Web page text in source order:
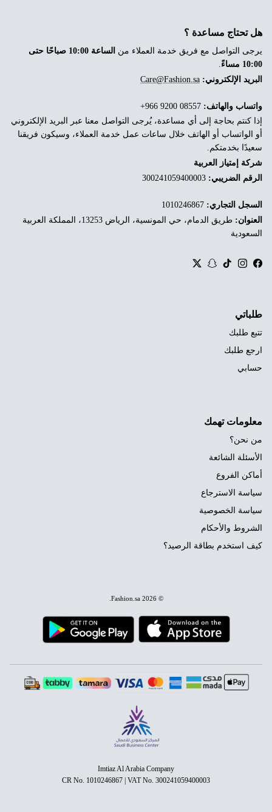
هل تحتاج مساعدة ؟
يرجى التواصل مع فريق خدمة العملاء من
الساعة 10:00 صباحًا حتى
10:00 مساءً
البريد الإلكتروني: Care@Fashion.sa
واتساب والهاتف:
إذا كنتم بحاجة إلى أي مساعدة، يُرجى التواصل معنا عبر البريد الإلكتروني
أو الواتساب أو الهاتف خلال ساعات عمل خدمة العملاء، وسيكون فريقنا
سعيدًا بخدمتكم.
شركة إمتياز العربية
الرقم الضريبي:
السجل التجاري:
العنوان:
طريق الدمام، حي المونسية، الرياض 13253، المملكة العربية
السعودية
Facebook
Instagram
TikTok
Snapchat
Twitter
طلباتي
تتبع طلبك
ارجع طلبك
حسابي
معلومات تهمك
من نحن؟
الأسئلة الشائعة
أماكن الفروع
سياسة الاسترجاع
سياسة الخصوصية
الشروط والأحكام
كيف استخدم بطاقة الرصيد؟
© 2026
Fashion.sa
Imtiaz Al Arabia Company
CR No. 1010246867 | VAT No. 300241059400003